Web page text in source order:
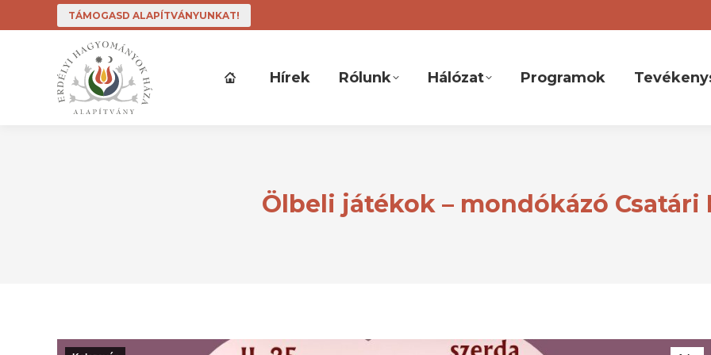
TÁMOGASD ALAPÍTVÁNYUNKAT!
Hírek Rólunk Hálózat Programok
Ölbeli játékok – mondókázó Csatári